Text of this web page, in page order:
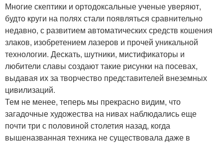
Многие скептики и ортодоксальные ученые уверяют,
будто круги на полях стали появляться сравнительно
недавно, с развитием автоматических средств кошения
злаков, изобретением лазеров и прочей уникальной
технологии. Дескать, шутники, мистификаторы и
любители славы создают такие рисунки на посевах,
выдавая их за творчество представителей внеземных
цивилизаций.
Тем не менее, теперь мы прекрасно видим, что
загадочные художества на нивах наблюдались еще
почти три с половиной столетия назад, когда
вышеназванная техника не существовала даже в